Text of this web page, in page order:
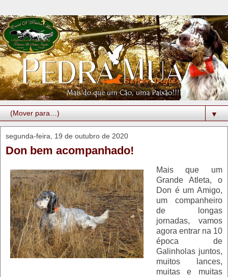
▼
segunda-feira, 19 de outubro de 2020
Don bem acompanhado!
Mais que um
Grande Atleta, o
Don é um Amigo,
um companheiro
de longas
jornadas, vamos
agora entrar na 10
época de
Galinholas juntos,
muitos lances,
muitas e muitas